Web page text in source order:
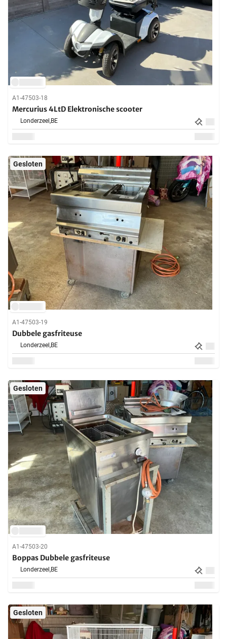
A1-47503-18
Mercurius 4LtD Elektronische scooter
Londerzeel,BE
Gesloten
A1-47503-19
Dubbele gasfriteuse
Londerzeel,BE
Gesloten
A1-47503-20
Boppas Dubbele gasfriteuse
Londerzeel,BE
Gesloten